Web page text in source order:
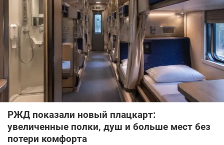
РЖД показали новый плацкарт:
увеличенные полки, душ и больше мест без
потери комфорта